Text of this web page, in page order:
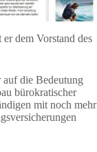
dem Vorstand des
auf die Bedeutung
bürokratischer
mit noch mehr